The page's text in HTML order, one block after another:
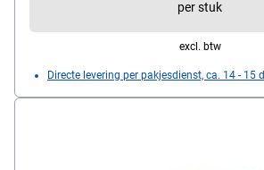
per stuk
excl. btw
Directe levering per pakjesdienst, ca. 14 - 15